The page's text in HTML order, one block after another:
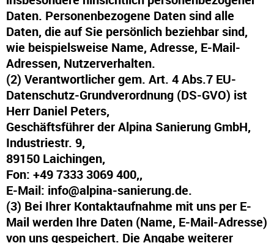
Daten. Personenbezogene Daten sind alle
Daten, die auf Sie persönlich beziehbar sind,
wie beispielsweise Name, Adresse, E-Mail-
Adressen, Nutzerverhalten.
(2) Verantwortlicher gem. Art. 4 Abs.7 EU-
Datenschutz-Grundverordnung (DS-GVO) ist
Herr Daniel Peters,
Geschäftsführer der Alpina Sanierung GmbH,
Industriestr. 9,
89150 Laichingen,
Fon: +49 7333 3069 400,,
E-Mail: info@alpina-sanierung.de.
(3) Bei Ihrer Kontaktaufnahme mit uns per E-
Mail werden Ihre Daten (Name, E-Mail-Adresse)
von uns gespeichert. Die Angabe weiterer